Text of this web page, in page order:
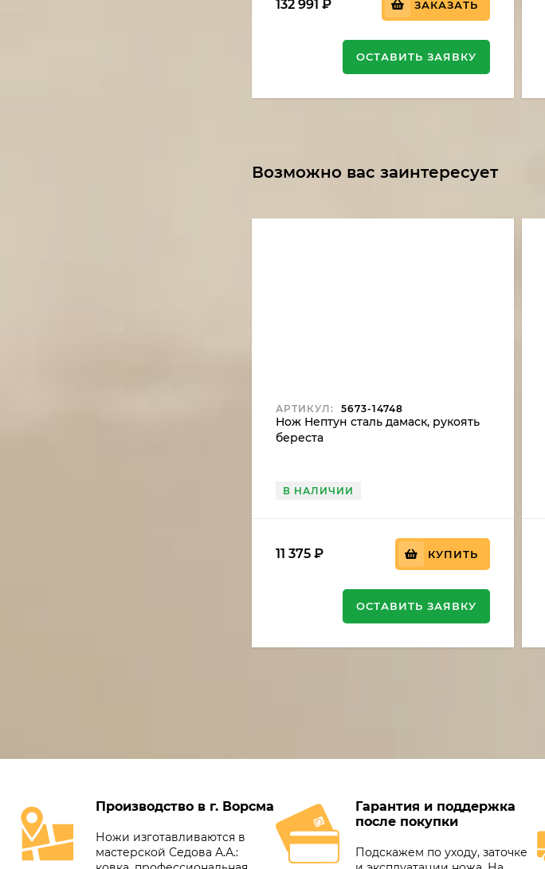
132 991 ₽ ЗАКАЗАТЬ
ОСТАВИТЬ ЗАЯВКУ
Возможно вас заинтересует
АРТИКУЛ: 5673-14748
Нож Нептун сталь дамаск, рукоять
береста
В НАЛИЧИИ
11 375 ₽ КУПИТЬ
ОСТАВИТЬ ЗАЯВКУ
Производство в г. Ворсма
Ножи изготавливаются в
мастерской Седова А.А.:
Гарантия и поддержка
после покупки
Подскажем по уходу, заточке